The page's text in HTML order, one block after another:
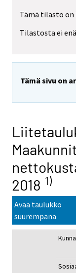
Tämä tilasto
Tilastosta ei
Tämä sivu on
2018 1)
Avaa taulukko
suurempana